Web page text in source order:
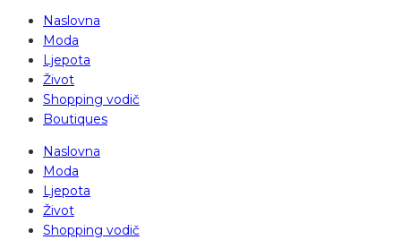
Naslovna
Moda
Ljepota
Život
Shopping vodič
Boutiques
Naslovna
Moda
Ljepota
Život
Shopping vodič